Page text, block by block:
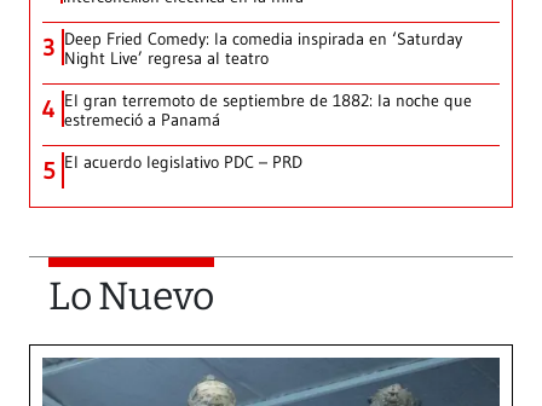
3 Deep Fried Comedy: la comedia inspirada en ‘Saturday
Night Live’ regresa al teatro
4 El gran terremoto de septiembre de 1882: la noche que
estremeció a Panamá
5 El acuerdo legislativo PDC – PRD
Lo Nuevo